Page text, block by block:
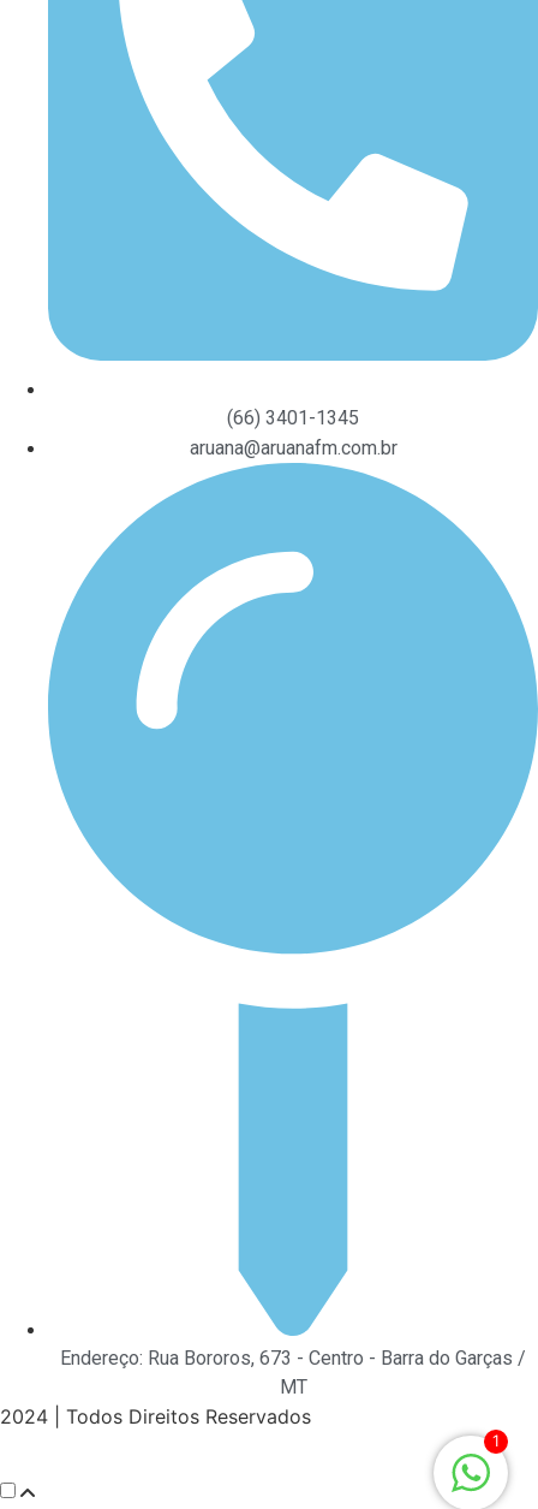
(66) 3401-1345
aruana@aruanafm.com.br
Endereço: Rua Bororos, 673 - Centro - Barra do Garças /
MT
2024 | Todos Direitos Reservados
1